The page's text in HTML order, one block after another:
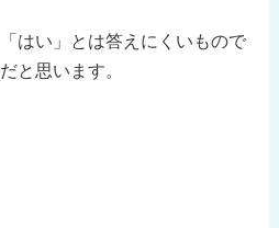
はい」とは答えにくいもので
と思います。